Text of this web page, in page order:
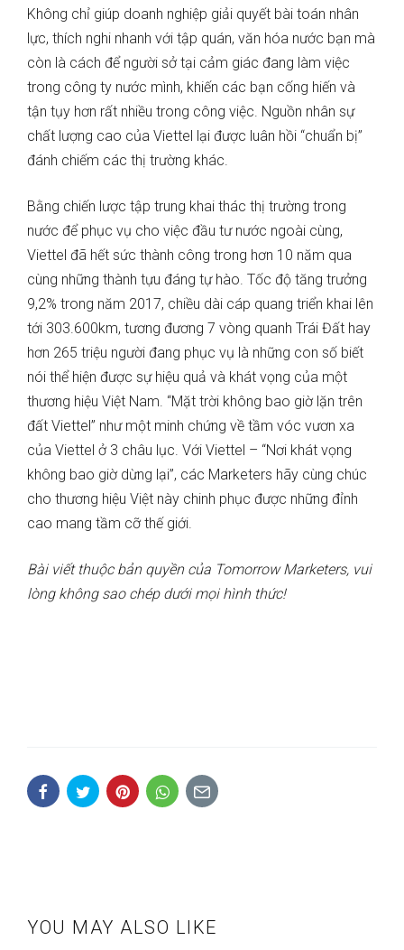
Không chỉ giúp doanh nghiệp giải quyết bài toán nhân
lực, thích nghi nhanh với tập quán, văn hóa nước bạn mà
còn là cách để người sở tại cảm giác đang làm việc
trong công ty nước mình, khiến các bạn cống hiến và
tận tụy hơn rất nhiều trong công việc. Nguồn nhân sự
chất lượng cao của Viettel lại được luân hồi “chuẩn bị”
đánh chiếm các thị trường khác.
Bằng chiến lược tập trung khai thác thị trường trong
nước để phục vụ cho việc đầu tư nước ngoài cùng,
Viettel đã hết sức thành công trong hơn 10 năm qua
cùng những thành tựu đáng tự hào. Tốc độ tăng trưởng
9,2% trong năm 2017, chiều dài cáp quang triển khai lên
tới 303.600km, tương đương 7 vòng quanh Trái Đất hay
hơn 265 triệu người đang phục vụ là những con số biết
nói thể hiện được sự hiệu quả và khát vọng của một
thương hiệu Việt Nam. “Mặt trời không bao giờ lặn trên
đất Viettel” như một minh chứng về tầm vóc vươn xa
của Viettel ở 3 châu lục. Với Viettel – “Nơi khát vọng
không bao giờ dừng lại”, các Marketers hãy cùng chúc
cho thương hiệu Việt này chinh phục được những đỉnh
cao mang tầm cỡ thế giới.
Bài viết thuộc bản quyền của Tomorrow Marketers, vui
lòng không sao chép dưới mọi hình thức!
YOU MAY ALSO LIKE